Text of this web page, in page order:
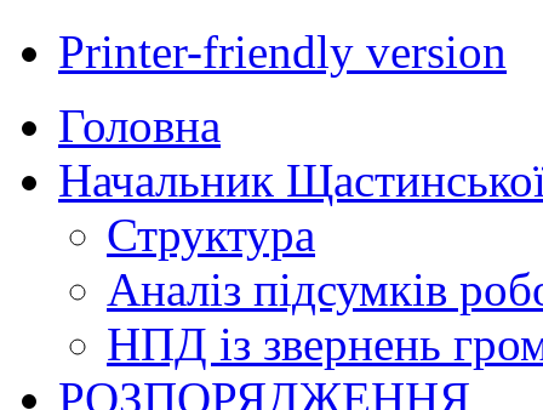
Printer-friendly version
Головна
Начальник
Структура
Аналіз підсумків
НПД із звернень
РОЗПОРЯДЖЕННЯ